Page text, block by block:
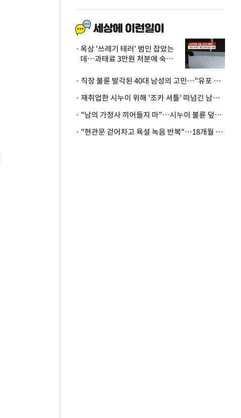
옥상 '쓰레기 테러' 범인 잡았는
데…과태료 3만원 처분에 숙박업
· 직장 불륜 발각된 40대 남성의 고민…"유포 동료 명예훼손·협박죄 고소 가능할까"
· 재취업한 시누이 위해 '조카 셔틀' 떠넘긴 남편…아내 "난 못한다"
· "남의 가정사 끼어들지 마"…시누이 불륜 덮으려는 남편에 억울한 아내
· "현관문 걷어차고 욕설 녹음 반복"…18개월 아기 키우는 집 뒤흔든 '앞집의 비극'